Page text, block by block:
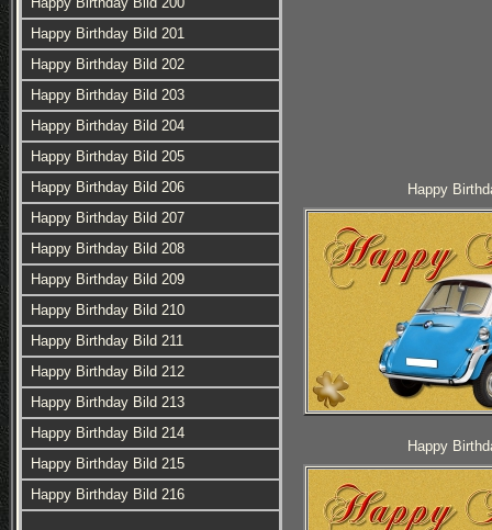
Happy Birthday Bild 201
Happy Birthday Bild 202
Happy Birthday Bild 203
Happy Birthday Bild 204
Happy Birthday Bild 205
Happy Birthday Bild 206
Happy Birthday Bild 207
Happy Birthday Bild 208
Happy Birthday Bild 209
Happy Birthday Bild 210
Happy Birthday Bild 211
Happy Birthday Bild 212
Happy Birthday Bild 213
Happy Birthday Bild 214
Happy Birthday Bild 215
Happy Birthday Bild 216
Happy
Happy